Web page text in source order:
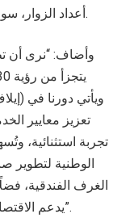
أعداد الزوار، سواء كانوا من الحجاج والمعتمرين أو السياح.
وأضاف: “نرى أن
ويأتي دورنا في
تعزيز معايير
تجربة استثنائية،
الوطنية لتطوير
الغرف الفندقية،
يدعم الاقتصاد الوطني ويدفع عجلة التنمية المستدامة”.